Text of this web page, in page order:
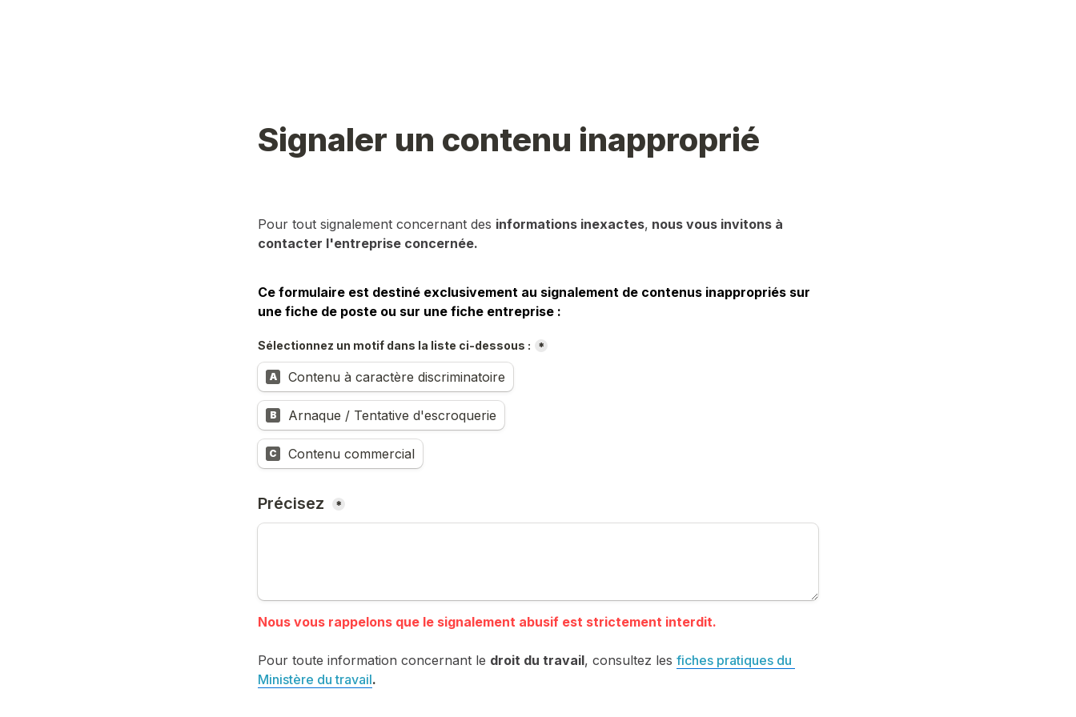
Signaler un contenu inapproprié
Pour tout signalement concernant des informations inexactes, nous vous invitons à
contacter l'entreprise concernée.
Ce formulaire est destiné exclusivement au signalement de contenus inappropriés sur
une fiche de poste ou sur une fiche entreprise :
Sélectionnez un motif dans la liste ci-dessous : *
A Contenu à caractère discriminatoire
B Arnaque / Tentative d'escroquerie
C Contenu commercial
Précisez *
Pour toute information concernant le droit du travail, consultez les fiches pratiques du
Ministère du travail